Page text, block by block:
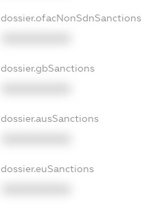
dossier.ofacNonSdnSanctions
dossier.gbSanctions
dossier.ausSanctions
dossier.euSanctions